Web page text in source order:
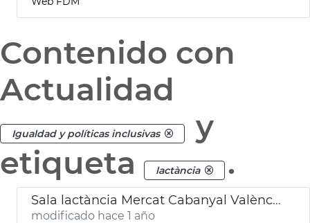
Contenido con
Actualidad
Igualdad y políticas inclusivas
y
etiqueta
lactància .
Sala lactància Mercat Cabanyal València
modificado hace 1 año